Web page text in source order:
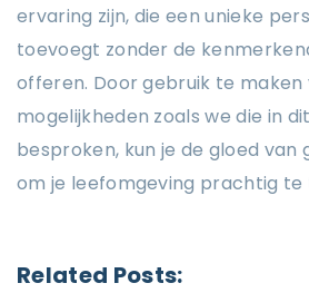
ervaring zijn, die een unieke
toevoegt zonder de
offeren. Door gebruik te maken
mogelijkheden zoals we die in
besproken, kun je de gloed van
om je leefomgeving prachtig
Related Posts: